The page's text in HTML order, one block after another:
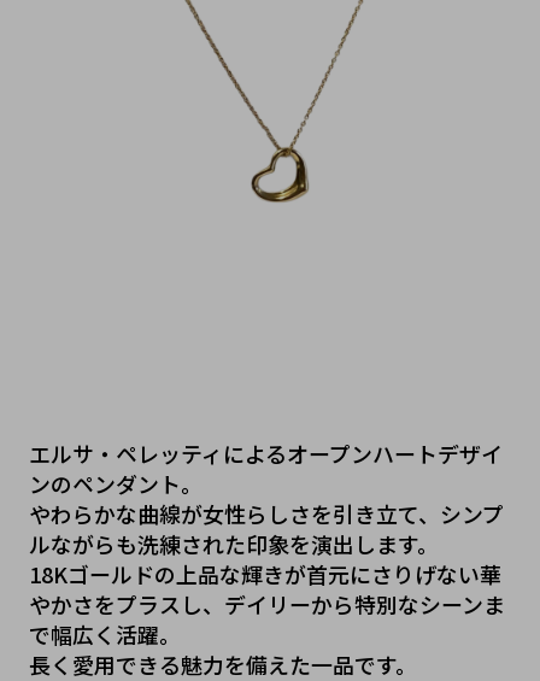
エルサ・ペレッティによるオープンハートデザイ
ンのペンダント。
やわらかな曲線が女性らしさを引き立て、シンプ
ルながらも洗練された印象を演出します。
18Kゴールドの上品な輝きが首元にさりげない華
やかさをプラスし、デイリーから特別なシーンま
で幅広く活躍。
長く愛用できる魅力を備えた一品です。